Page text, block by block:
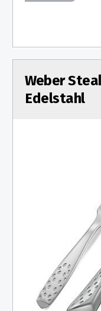
Weber
Edelstahl